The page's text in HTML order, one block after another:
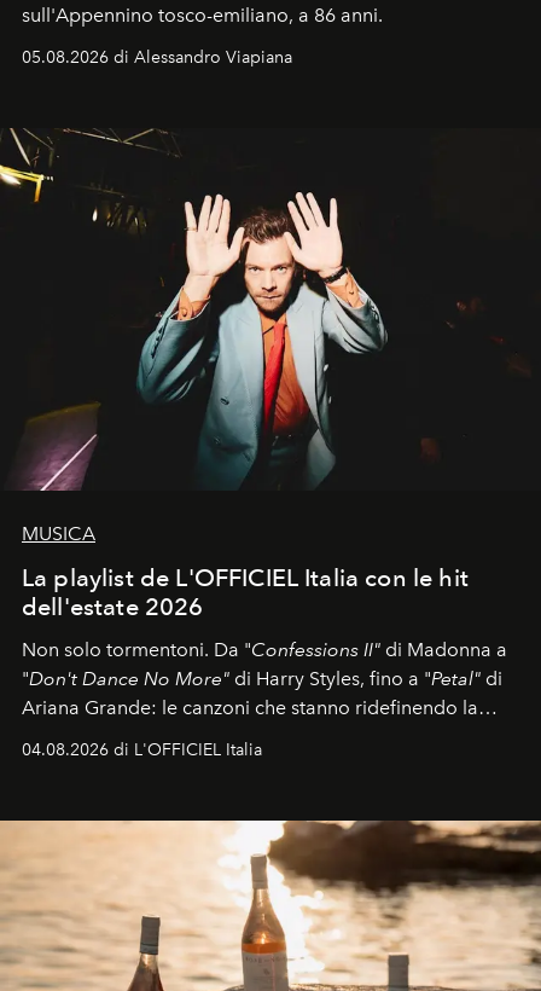
sull'Appennino tosco-emiliano, a 86 anni.
05.08.2026 di Alessandro Viapiana
MUSICA
La playlist de L'OFFICIEL Italia con le hit
dell'estate 2026
Non solo tormentoni. Da "Confessions II" di Madonna a
"Don't Dance No More" di Harry Styles, fino a "Petal" di
Ariana Grande: le canzoni che stanno ridefinendo la
colonna sonora della stagione.
04.08.2026 di L'OFFICIEL Italia